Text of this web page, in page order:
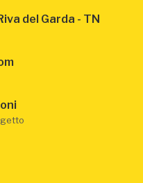
del Garda - TN